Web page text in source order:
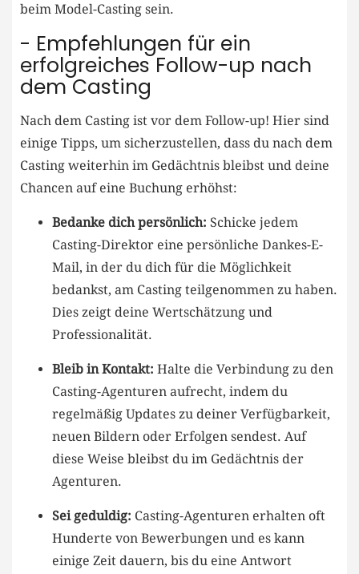
beim ‍Model-Casting sein.
-⁢ Empfehlungen für‌ ein
erfolgreiches ​Follow-up nach
dem Casting
Nach dem Casting ​ist vor dem Follow-up! Hier sind‌
einige Tipps, um sicherzustellen, dass du nach dem
Casting ‌weiterhin im Gedächtnis bleibst ​und⁣ deine
Chancen‌ auf eine Buchung erhöhst:
Bedanke dich persönlich: Schicke ‌jedem⁤
Casting-Direktor eine persönliche Dankes-E-
Mail,⁤ in der du‍ dich für die Möglichkeit
‌bedankst, am Casting ‌teilgenommen zu⁤ haben.
Dies zeigt deine Wertschätzung‍ und
⁤Professionalität.
Bleib in Kontakt: Halte die Verbindung zu den
Casting-Agenturen aufrecht, indem du
regelmäßig​ Updates zu deiner Verfügbarkeit,
neuen ‍Bildern oder⁣ Erfolgen sendest. Auf
diese Weise bleibst du im Gedächtnis der
Agenturen.
Sei geduldig: Casting-Agenturen erhalten oft
Hunderte von Bewerbungen und es kann
einige Zeit dauern, bis​ du eine Antwort